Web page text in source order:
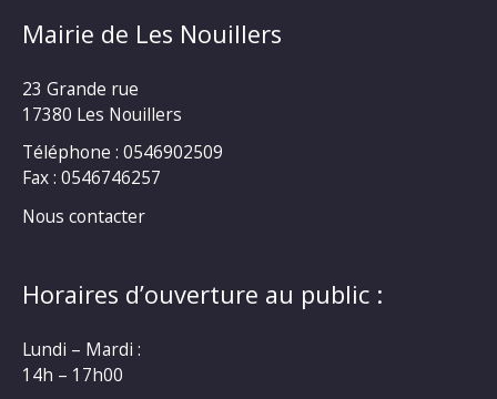
Mairie de Les Nouillers
23 Grande rue
17380 Les Nouillers
Téléphone : 0546902509
Fax : 0546746257
Nous contacter
Horaires d’ouverture au public :
Lundi – Mardi :
14h – 17h00